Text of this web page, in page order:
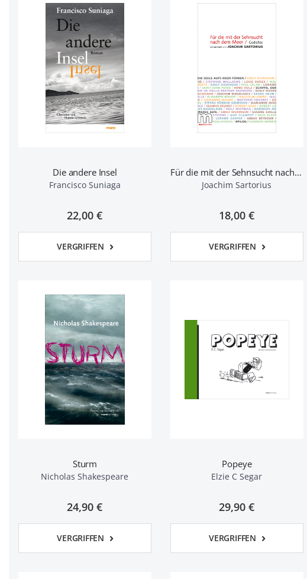
Die andere Insel
Francisco Suniaga
22,00 €
VERGRIFFEN
Für die mit der Sehnsucht nach dem Meer
Joachim Sartorius
18,00 €
VERGRIFFEN
Sturm
Nicholas Shakespeare
24,90 €
VERGRIFFEN
Popeye
Elzie C Segar
29,90 €
VERGRIFFEN